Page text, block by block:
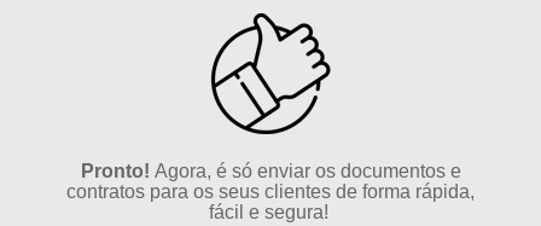
Pronto! Agora, é só enviar os documentos e
contratos para os seus clientes de forma rápida,
fácil e segura!